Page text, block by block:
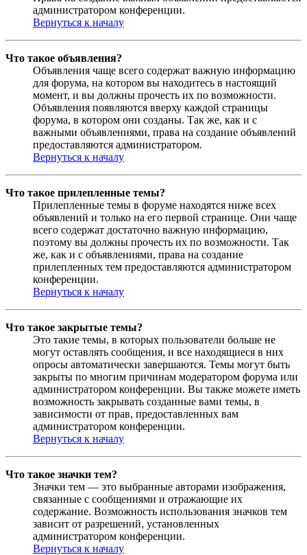
администратором конференции.
Вернуться к началу
Что такое объявления?
Объявления чаще всего содержат важную информацию
для форума, на котором вы находитесь в настоящий
момент, и вы должны прочесть их по возможности.
Объявления появляются вверху каждой страницы
форума, в котором они созданы. Так же, как и с
важными объявлениями, права на создание объявлений
предоставляются администратором.
Вернуться к началу
Что такое прилепленные темы?
Прилепленные темы в форуме находятся ниже всех
объявлений и только на его первой странице. Они чаще
всего содержат достаточно важную информацию,
поэтому вы должны прочесть их по возможности. Так
же, как и с объявлениями, права на создание
прилепленных тем предоставляются администратором
конференции.
Вернуться к началу
Что такое закрытые темы?
Это такие темы, в которых пользователи больше не
могут оставлять сообщения, и все находящиеся в них
опросы автоматически завершаются. Темы могут быть
закрыты по многим причинам модератором форума или
администратором конференции. Вы также можете иметь
возможность закрывать созданные вами темы, в
зависимости от прав, предоставленных вам
администратором конференции.
Вернуться к началу
Что такое значки тем?
Значки тем — это выбранные авторами изображения,
связанные с сообщениями и отражающие их
содержание. Возможность использования значков тем
зависит от разрешений, установленных
администратором конференции.
Вернуться к началу